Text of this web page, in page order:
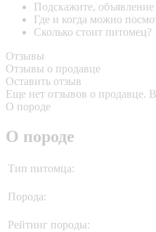
Подскажите, объявление
Где и когда можно
Сколько стоит питомец?
Отзывы
Отзывы о продавце
Оставить отзыв
Еще нет отзывов о продавце.
О породе
О породе
Тип питомца:
Порода:
Рейтинг породы: